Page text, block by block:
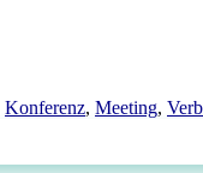
Konferenz, Meeting,